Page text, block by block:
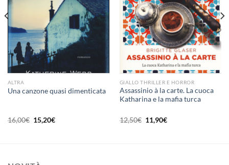
ALTRA
Una canzone quasi dimenticata
16,00€ Il
prezzo
15,20€Il
GIALLO THRILLER E HORROR
Assassinio à la carte. La cuoca
Katharina e la mafia turca
12,50€ Il
prezzo
11,90€Il